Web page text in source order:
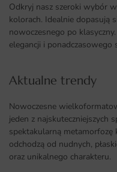
Odkryj nasz szeroki wybór
kolorach. Idealnie dopasują
nowoczesnego po
elegancji i
Aktualne trendy​
Nowoczesne
jeden z najskuteczniejszych
spektakularną metamorfozę
odchodzą od nudnych,
oraz unikalnego charakteru.